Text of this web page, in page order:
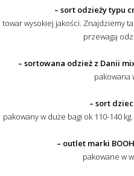
– sort odzieży typu
towar wysokiej jakości.
przewagą
– sortowana odzież z Danii
pakowana
– sort
pakowany w duże bagi ok 110-140
– outlet marki
pakowane w